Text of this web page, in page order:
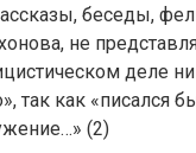
беседы,
не
деле
так как «писался
(2)